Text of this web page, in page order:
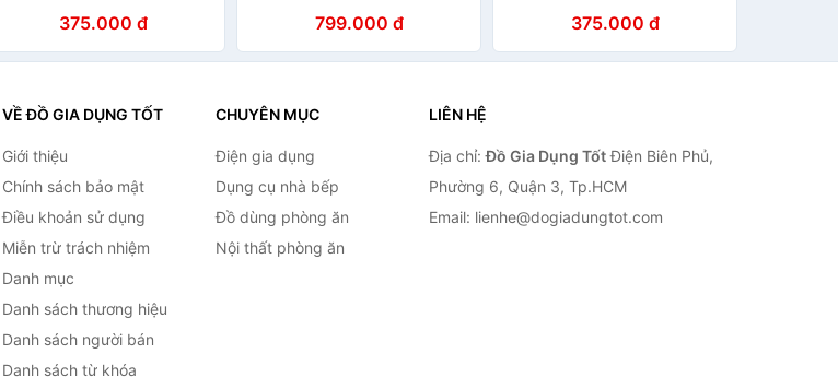
375.000 đ
600ml, INSULATED
STAINLESS STEEL [600ml]
(ĐEN)
799.000 đ 375.000 đ
VỀ ĐỒ GIA DỤNG TỐT
Giới thiệu
Chính sách bảo mật
Điều khoản sử dụng
Miễn trừ trách nhiệm
Danh mục
Danh sách thương hiệu
Danh sách người bán
Danh sách từ khóa
CHUYÊN MỤC
Điện gia dụng
Dụng cụ nhà bếp
Đồ dùng phòng ăn
Nội thất phòng ăn
LIÊN HỆ
Địa chỉ:Đồ Gia Dụng TốtĐiện Biên Phủ,
Phường 6, Quận 3, Tp.HCM
Email: lienhe@dogiadungtot.com